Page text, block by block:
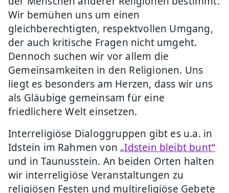
Wir bemühen uns um einen
gleichberechtigten, respektvollen Umgang,
der auch kritische Fragen nicht umgeht.
Dennoch suchen wir vor allem die
Gemeinsamkeiten in den Religionen. Uns
liegt es besonders am Herzen, dass wir uns
als Gläubige gemeinsam für eine
friedlichere Welt einsetzen.
Interreligiöse Dialoggruppen gibt es u.a. in
Idstein im Rahmen von „Idstein bleibt bunt“
und in Taunusstein. An beiden Orten halten
wir interreligiöse Veranstaltungen zu
religiösen Festen und multireligiöse Gebete